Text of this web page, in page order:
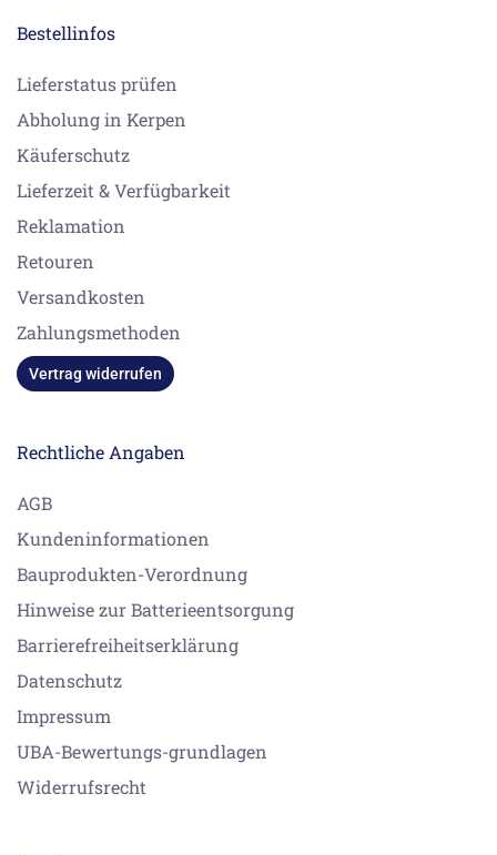
Bestellinfos
Lieferstatus prüfen
Abholung in Kerpen
Käuferschutz
Lieferzeit & Verfügbarkeit
Reklamation
Retouren
Versandkosten
Zahlungsmethoden
Vertrag widerrufen
Rechtliche Angaben
AGB
Kundeninformationen
Bauprodukten-Verordnung
Hinweise zur Batterieentsorgung
Barrierefreiheitserklärung
Datenschutz
Impressum
UBA-Bewertungs-grundlagen
Widerrufsrecht